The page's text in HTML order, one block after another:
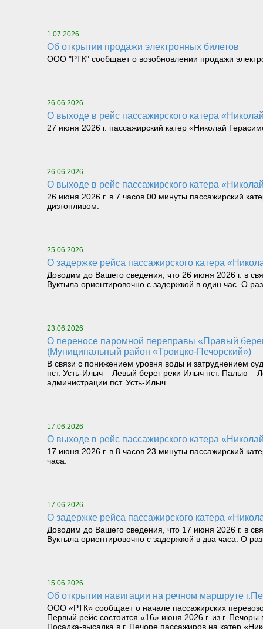
1.07.2026
Об открытии продажи электронных билетов
ООО "РТК" сообщает о возобновлении продажи
26.06.2026
О выходе в рейс пассажирского катера
27 июня 2026 г. пассажирский катер «Николай
26.06.2026
О выходе в рейс пассажирского катера
26 июня 2026 г. в 7 часов 00 минуты пассажирский
дизтопливом.
25.06.2026
О задержке рейса пассажирского катера
Доводим до Вашего сведения, что 26 июня 2026 г. в
Вуктыла ориентировочно с задержкой в один час. О
23.06.2026
О переносе паромной переправы «Правый берег реки Илыч пст. Усть-Илыч – Левый берег реки Илыч пст. Палью – Левый берег Печоры»
(Муниципальный район «Троицко-Печорский»)
В связи с понижением уровня воды и затруднением
пст. Усть-Илыч – Левый берег реки Илыч пст. Палью
администрации пст. Усть-Илыч.
17.06.2026
О выходе в рейс пассажирского катера
17 июня 2026 г. в 8 часов 23 минуты пассажирский
часа.
17.06.2026
О задержке рейса пассажирского катера
Доводим до Вашего сведения, что 17 июня 2026 г. в
Вуктыла ориентировочно с задержкой в два часа. О
15.06.2026
Об открытии навигации на речном маршруте
ООО «РТК» сообщает о начале пассажирских
Первый рейс состоится «16» июня 2026 г. из г. Печоры
Посадка-высадка в г. Печоре пассажиров на катер